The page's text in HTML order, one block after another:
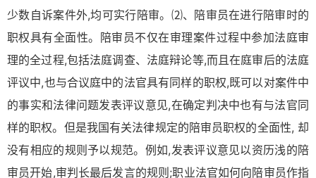
少数自诉案件外,均可实行陪审。⑵、陪审员在进行陪审时的
职权具有全面性。陪审员不仅在审理案件过程中参加法庭审
理的全过程,包括法庭调查、法庭辩论等,而且在庭审后的法庭
评议中,也与合议庭中的法官具有同样的职权,既可以对案件中
的事实和法律问题发表评议意见,在确定判决中也有与法官同
样的职权。但是我国有关法律规定的陪审员职权的全面性, 却
没有相应的规则予以规范。例如,发表评议意见以资历浅的陪
审员开始,审判长最后发言的规则;职业法官如何向陪审员作指